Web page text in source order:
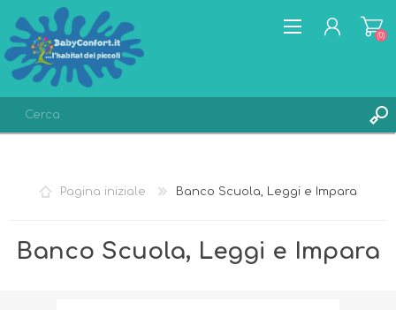
LISTA DEI DESIDERI
(0)
Pagina iniziale Banco Scuola, Leggi e Impara
Banco Scuola, Leggi e Impara